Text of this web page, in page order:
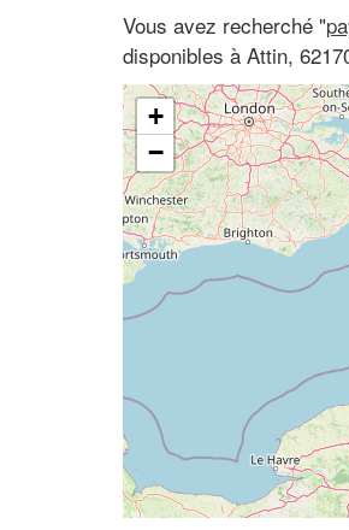
Vous avez recherché "
disponibles à Attin,
+
−